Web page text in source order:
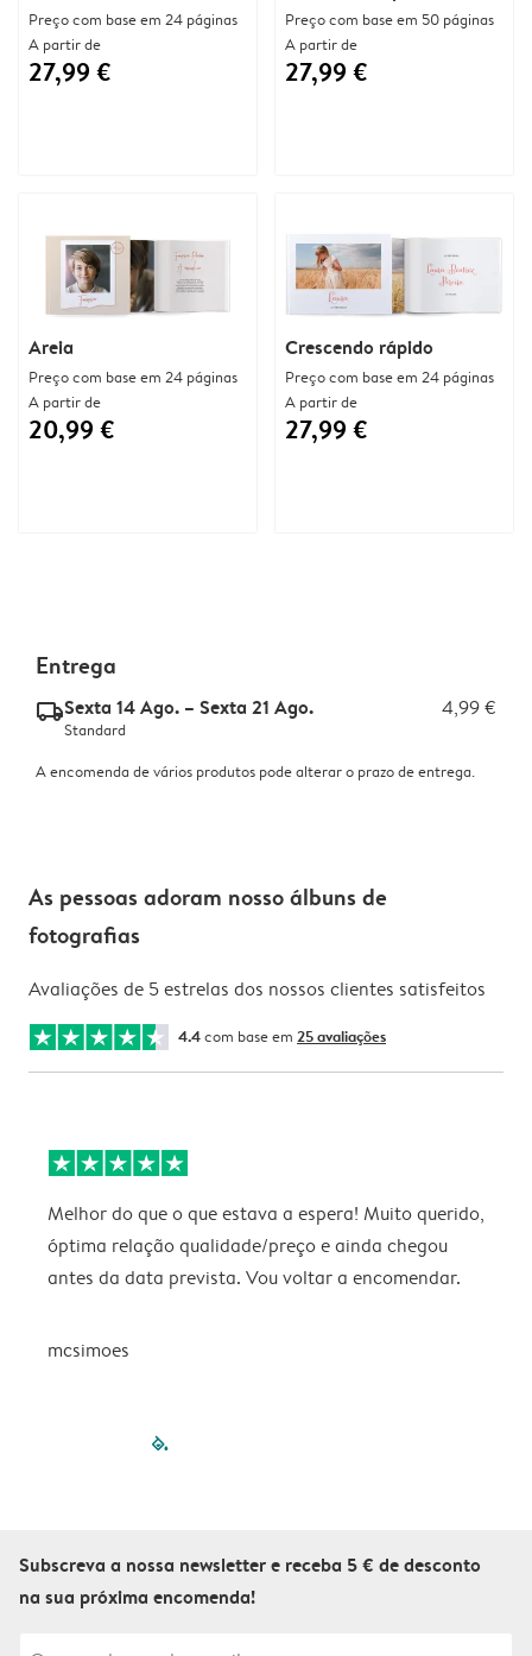
Preço com base em 50 páginas
A partir de
27,99 €
Preço com base em 24 páginas
A partir de
27,99 €
Areia
Preço com base em 24 páginas
A partir de
20,99 €
Crescendo rápido
Preço com base em 24 páginas
A partir de
27,99 €
Entrega
delivery_standard_v2Sexta 14 Ago. – Sexta 21 Ago. 4,99 €
Standard
A encomenda de vários produtos pode alterar o prazo de entrega.
As pessoas adoram nosso álbuns de
fotografias
Avaliações de 5 estrelas dos nossos clientes satisfeitos
4.4com base em 25 avaliações
Melhor do que o que estava a espera! Muito querido,
óptima relação qualidade/preço e ainda chegou
antes da data prevista. Vou voltar a encomendar.
mcsimoes
filled-pagination
Subscreva a nossa newsletter e receba 5 € de desconto
na sua próxima encomenda!